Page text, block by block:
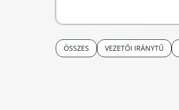
ÖSSZES VEZETŐI IRÁNYTŰ